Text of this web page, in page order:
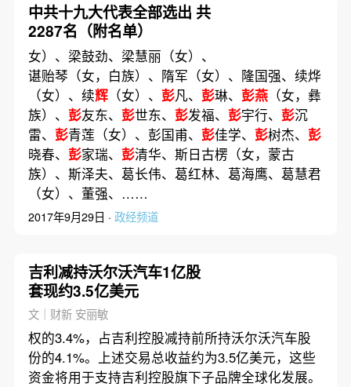
中共十九大代表全部选出 共
2287名（附名单）
女）、梁鼓劲、梁慧丽（女）、
谌贻琴（女，白族）、隋军（女）、隆国强、续烨
（女）、续辉（女）、 彭凡、 彭琳、 彭燕（女，彝
族）、 彭友东、 彭世东、 彭发福、 彭宇行、 彭沉
雷、 彭青莲（女）、彭国甫、 彭佳学、 彭树杰、 彭
晓春、 彭家瑞、 彭清华、斯日古楞（女，蒙古
族）、斯泽夫、葛长伟、葛红林、葛海鹰、葛慧君
（女）、董强、……
2017年9月29日 · 政经频道
吉利减持沃尔沃汽车1亿股
套现约3.5亿美元
文｜财新 安丽敏
权的3.4%，占吉利控股减持前所持沃尔沃汽车股
份的4.1%。上述交易总收益约为3.5亿美元，这些
资金将用于支持吉利控股旗下子品牌全球化发展。